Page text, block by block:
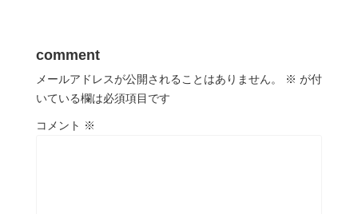
comment
メールアドレスが公開されることはありません。 ※ が付
いている欄は必須項目です
コメント ※